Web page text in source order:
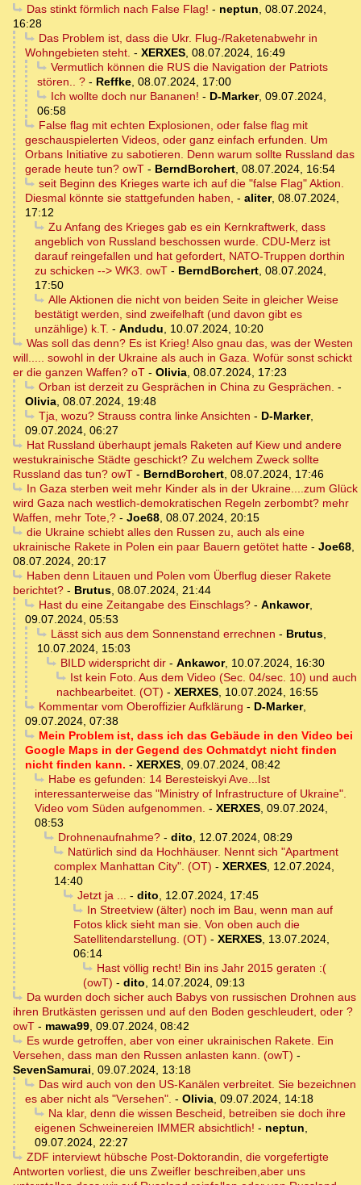
Das stinkt förmlich nach False Flag! - neptun, 08.07.2024,
16:28
Das Problem ist, dass die Ukr. Flug-/Raketenabwehr in
Wohngebieten steht. - XERXES, 08.07.2024, 16:49
Vermutlich können die RUS die Navigation der Patriots
stören.. ? - Reffke, 08.07.2024, 17:00
Ich wollte doch nur Bananen! - D-Marker, 09.07.2024,
06:58
False flag mit echten Explosionen, oder false flag mit
geschauspielerten Videos, oder ganz einfach erfunden. Um
Orbans Initiative zu sabotieren. Denn warum sollte Russland das
gerade heute tun? owT - BerndBorchert, 08.07.2024, 16:54
seit Beginn des Krieges warte ich auf die "false Flag" Aktion.
Diesmal könnte sie stattgefunden haben, - aliter, 08.07.2024,
17:12
Zu Anfang des Krieges gab es ein Kernkraftwerk, dass
angeblich von Russland beschossen wurde. CDU-Merz ist
darauf reingefallen und hat gefordert, NATO-Truppen dorthin
zu schicken --> WK3. owT - BerndBorchert, 08.07.2024,
17:50
Alle Aktionen die nicht von beiden Seite in gleicher Weise
bestätigt werden, sind zweifelhaft (und davon gibt es
unzählige) k.T. - Andudu, 10.07.2024, 10:20
Was soll das denn? Es ist Krieg! Also gnau das, was der Westen
will..... sowohl in der Ukraine als auch in Gaza. Wofür sonst schickt
er die ganzen Waffen? oT - Olivia, 08.07.2024, 17:23
Orban ist derzeit zu Gesprächen in China zu Gesprächen. -
Olivia, 08.07.2024, 19:48
Tja, wozu? Strauss contra linke Ansichten - D-Marker,
09.07.2024, 06:27
Hat Russland überhaupt jemals Raketen auf Kiew und andere
westukrainische Städte geschickt? Zu welchem Zweck sollte
Russland das tun? owT - BerndBorchert, 08.07.2024, 17:46
In Gaza sterben weit mehr Kinder als in der Ukraine....zum Glück
wird Gaza nach westlich-demokratischen Regeln zerbombt? mehr
Waffen, mehr Tote,? - Joe68, 08.07.2024, 20:15
die Ukraine schiebt alles den Russen zu, auch als eine
ukrainische Rakete in Polen ein paar Bauern getötet hatte - Joe68,
08.07.2024, 20:17
Haben denn Litauen und Polen vom Überflug dieser Rakete
berichtet? - Brutus, 08.07.2024, 21:44
Hast du eine Zeitangabe des Einschlags?- Ankawor,
09.07.2024, 05:53
Lässt sich aus dem Sonnenstand errechnen - Brutus,
10.07.2024, 15:03
BILD widerspricht dir- Ankawor, 10.07.2024, 16:30
Ist kein Foto. Aus dem Video (Sec. 04/sec. 10) und auch
nachbearbeitet. (OT) - XERXES, 10.07.2024, 16:55
Kommentar vom Oberoffizier Aufklärung - D-Marker,
09.07.2024, 07:38
Mein Problem ist, dass ich das Gebäude in den Video bei
Google Maps in der Gegend des Ochmatdyt nicht finden
nicht finden kann. - XERXES, 09.07.2024, 08:42
Habe es gefunden: 14 Beresteiskyi Ave...Ist
interessanterweise das "Ministry of Infrastructure of Ukraine".
Video vom Süden aufgenommen. - XERXES, 09.07.2024,
08:53
Drohnenaufnahme?- dito, 12.07.2024, 08:29
Natürlich sind da Hochhäuser. Nennt sich "Apartment
complex Manhattan City". (OT) - XERXES, 12.07.2024,
14:40
Jetzt ja ... - dito, 12.07.2024, 17:45
In Streetview (älter) noch im Bau, wenn man auf
Fotos klick sieht man sie. Von oben auch die
Satellitendarstellung. (OT) - XERXES, 13.07.2024,
06:14
Hast völlig recht! Bin ins Jahr 2015 geraten :(
(owT) - dito, 14.07.2024, 09:13
Da wurden doch sicher auch Babys von russischen Drohnen aus
ihren Brutkästen gerissen und auf den Boden geschleudert, oder ?
owT - mawa99, 09.07.2024, 08:42
Es wurde getroffen, aber von einer ukrainischen Rakete. Ein
Versehen, dass man den Russen anlasten kann. (owT) -
SevenSamurai, 09.07.2024, 13:18
Das wird auch von den US-Kanälen verbreitet. Sie bezeichnen
es aber nicht als "Versehen". - Olivia, 09.07.2024, 14:18
Na klar, denn die wissen Bescheid, betreiben sie doch ihre
eigenen Schweinereien IMMER absichtlich! - neptun,
09.07.2024, 22:27
ZDF interviewt hübsche Post-Doktorandin, die vorgefertigte
Antworten vorliest, die uns Zweifler beschreiben,aber uns